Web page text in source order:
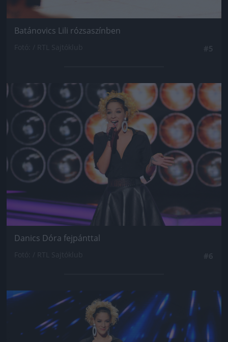
Batánovics Lili rózsaszínben
Jön még kép!
Danics Dóra fejpánttal
Jön még kép!